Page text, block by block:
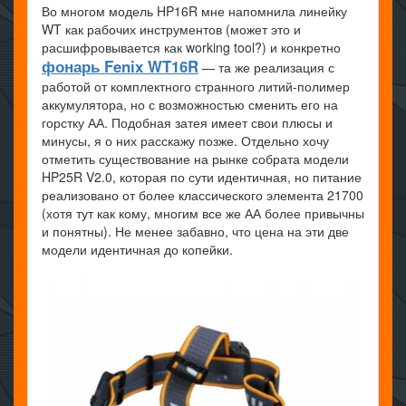
Во многом модель HP16R мне напомнила линейку
WT как рабочих инструментов (может это и
расшифровывается как working tool?) и конкретно
фонарь Fenix WT16R — та же реализация с
работой от комплектного странного литий-полимер
аккумулятора, но с возможностью сменить его на
горстку АА. Подобная затея имеет свои плюсы и
минусы, я о них расскажу позже. Отдельно хочу
отметить существование на рынке собрата модели
HP25R V2.0, которая по сути идентичная, но питание
реализовано от более классического элемента 21700
(хотя тут как кому, многим все же АА более привычны
и понятны). Не менее забавно, что цена на эти две
модели идентичная до копейки.